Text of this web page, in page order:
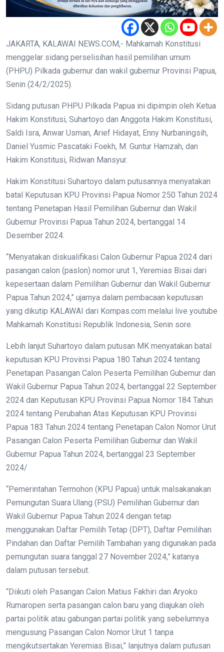
JAKARTA, KALAWAI NEWS.COM,- Mahkamah Konstitusi
menggelar sidang perselisihan hasil pemilihan umum
(PHPU) Pilkada gubernur dan wakil gubernur Provinsi Papua,
Senin (24/2/2025).
Sidang putusan PHPU Pilkada Papua ini dipimpin oleh Ketua
Hakim Konstitusi, Suhartoyo dan Anggota Hakim Konstitusi,
Saldi Isra, Anwar Usman, Arief Hidayat, Enny Nurbaningsih,
Daniel Yusmic Pascataki Foekh, M. Guntur Hamzah, dan
Hakim Konstitusi, Ridwan Mansyur.
Hakim Konstitusi Suhartoyo dalam putusannya menyatakan
batal Keputusan KPU Provinsi Papua Nomor 250 Tahun 2024
tentang Penetapan Hasil Pemilihan Gubernur dan Wakil
Gubernur Provinsi Papua Tahun 2024, bertanggal 14
Desember 2024.
“Menyatakan diskualifikasi Calon Gubernur Papua 2024 dari
pasangan calon (paslon) nomor urut 1, Yeremias Bisai dari
kepesertaan dalam Pemilihan Gubernur dan Wakil Gubernur
Papua Tahun 2024,” ujarnya dalam pembacaan keputusan
yang dikutip KALAWAI dari Kompas.com melalui live youtube
Mahkamah Konstitusi Republik Indonesia, Senin sore.
Lebih lanjut Suhartoyo dalam putusan MK menyatakan batal
keputusan KPU Provinsi Papua 180 Tahun 2024 tentang
Penetapan Pasangan Calon Peserta Pemilihan Gubernur dan
Wakil Gubernur Papua Tahun 2024, bertanggal 22 September
2024 dan Keputusan KPU Provinsi Papua Nomor 184 Tahun
2024 tentang Perubahan Atas Keputusan KPU Provinsi
Papua 183 Tahun 2024 tentang Penetapan Calon Nomor Urut
Pasangan Calon Peserta Pemilihan Gubernur dan Wakil
Gubernur Papua Tahun 2024, bertanggal 23 September
2024/
“Pemerintahan Termohon (KPU Papua) untuk malsakanakan
Pemungutan Suara Ulang (PSU) Pemilihan Gubernur dan
Wakil Gubernur Papua Tahun 2024 dengan tetap
menggunakan Daftar Pemilih Tetap (DPT), Daftar Pemilihan
Pindahan dan Daftar Pemilih Tambahan yang digunakan pada
pemungutan suara tanggal 27 November 2024,” katanya
dalam putusan tersebut.
“Diikuti oleh Pasangan Calon Matius Fakhiri dan Aryoko
Rumaropen serta pasangan calon baru yang diajukan oleh
partai politik atau gabungan partai politik yang sebelumnya
mengusung Pasangan Calon Nomor Urut 1 tanpa
mengikutsertakan Yeremias Bisai,” lanjutnya dalam putusan